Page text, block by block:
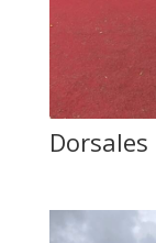
Dorsales